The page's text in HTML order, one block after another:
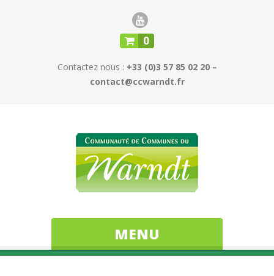
0
Contactez nous : +33 (0)3 57 85 02 20 –
contact@ccwarndt.fr
MENU